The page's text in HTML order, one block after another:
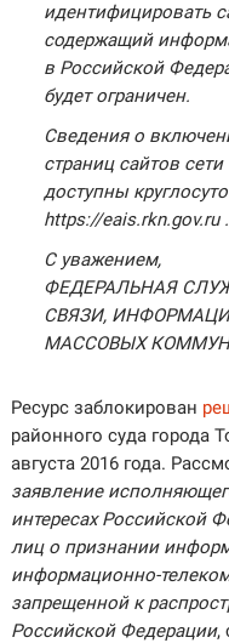
идентифицировать
содержащий
в Российской
будет ограничен.
Сведения о
страниц сайтов
доступны
https://eais.rkn.gov.ru .
С уважением,
ФЕДЕРАЛЬНАЯ
СВЯЗИ,
МАССОВЫХ
Ресурс заблокирован
районного суда города
августа 2016 года.
заявление
интересах Российской
лиц о признании
информационно-
запрещенной к
Российской Федерации,